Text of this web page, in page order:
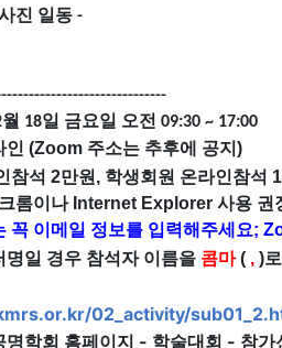
진 일동 -
--
18일 금요일 오전 09:30 ~ 17:00
인 (Zoom 주소는 추후에 공지)
참석 2만원, 학생회원 온라인참석
롬이나 Internet Explorer 사용 권
꼭 이메일 정보를 입력해주세요;
명일 경우 참석자 이름을 콤마( , )
02_activity/
명학회 홈페이지 - 학술대회 - 참가